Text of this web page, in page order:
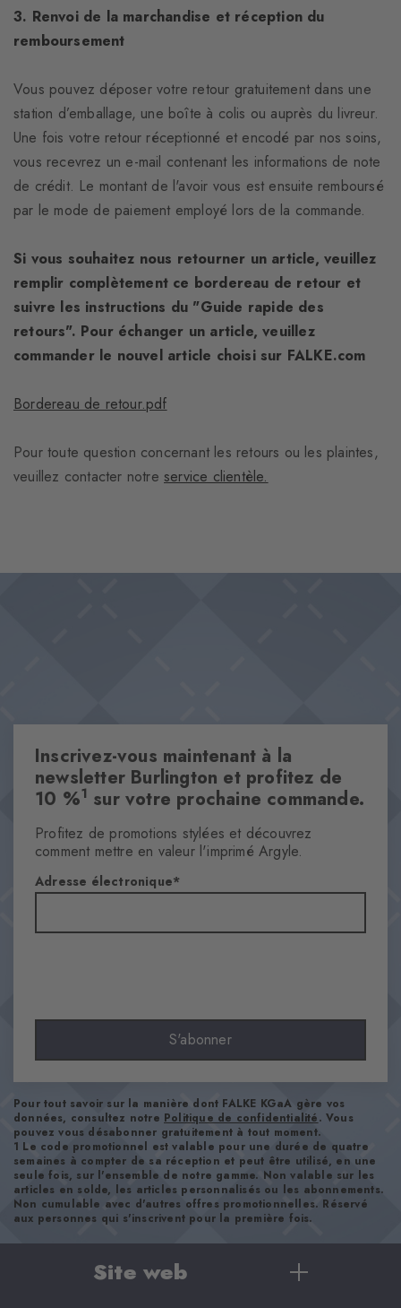
3. Renvoi de la marchandise et réception du
remboursement
Vous pouvez déposer votre retour gratuitement dans une
station d’emballage, une boîte à colis ou auprès du livreur.
Une fois votre retour réceptionné et encodé par nos soins,
vous recevrez un e-mail contenant les informations de note
de crédit. Le montant de l'avoir vous est ensuite remboursé
par le mode de paiement employé lors de la commande.
Si vous souhaitez nous retourner un article, veuillez
remplir complètement ce bordereau de retour et
suivre les instructions du "Guide rapide des
retours". Pour échanger un article, veuillez
commander le nouvel article choisi sur FALKE.com
Bordereau de retour.pdf
Pour toute question concernant les retours ou les plaintes,
veuillez contacter notre service clientèle.
Inscrivez-vous maintenant à la
newsletter Burlington et profitez de
10 %1 sur votre prochaine commande.
Profitez de promotions stylées et découvrez
comment mettre en valeur l'imprimé Argyle.
Adresse électronique
S'abonner
Pour tout savoir sur la manière dont FALKE KGaA gère vos
données, consultez notre Politique de confidentialité. Vous
pouvez vous désabonner gratuitement à tout moment.
1 Le code promotionnel est valable pour une durée de quatre
semaines à compter de sa réception et peut être utilisé, en une
seule fois, sur l'ensemble de notre gamme. Non valable sur les
articles en solde, les articles personnalisés ou les abonnements.
Non cumulable avec d'autres offres promotionnelles. Réservé
aux personnes qui s'inscrivent pour la première fois.
Site web